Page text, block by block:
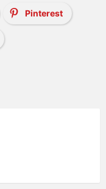
Pinterest